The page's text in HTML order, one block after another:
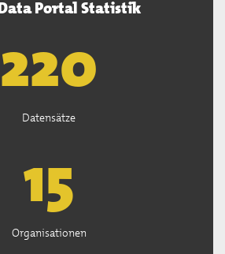
Portal Statistik
222
Datensätze
15
Organisationen